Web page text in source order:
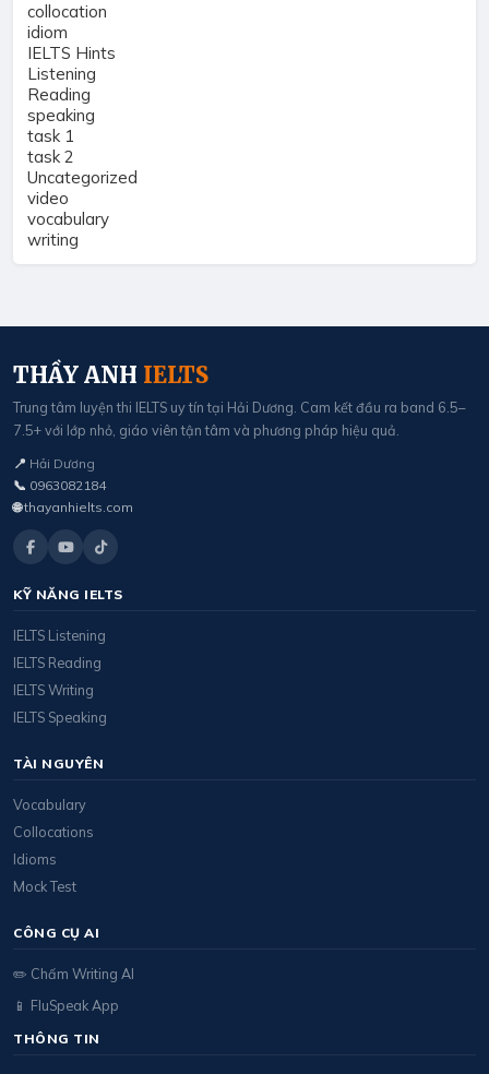
collocation
idiom
IELTS Hints
Listening
Reading
speaking
task 1
task 2
Uncategorized
video
vocabulary
writing
THẦY ANH IELTS
Trung tâm luyện thi IELTS uy tín tại Hải Dương. Cam kết đầu ra band 6.5–
7.5+ với lớp nhỏ, giáo viên tận tâm và phương pháp hiệu quả.
📍 Hải Dương
📞 0963082184
🌐 thayanhielts.com
KỸ NĂNG IELTS
IELTS Listening
IELTS Reading
IELTS Writing
IELTS Speaking
TÀI NGUYÊN
Vocabulary
Collocations
Idioms
Mock Test
CÔNG CỤ AI
✏️ Chấm Writing AI
📱 FluSpeak App
THÔNG TIN